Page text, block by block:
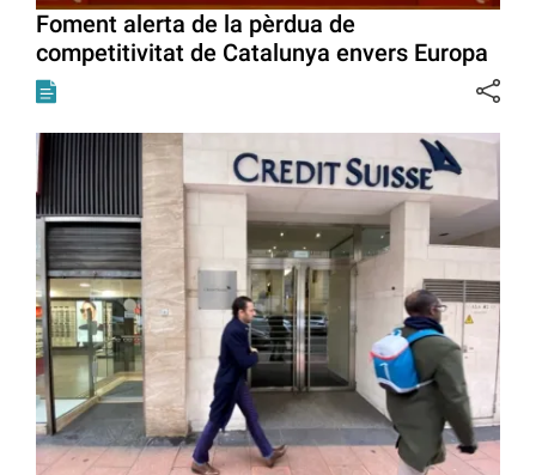
Foment alerta de la pèrdua de
competitivitat de Catalunya envers Europa